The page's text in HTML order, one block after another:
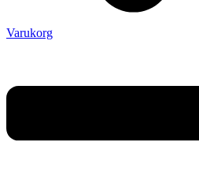
Varukorg